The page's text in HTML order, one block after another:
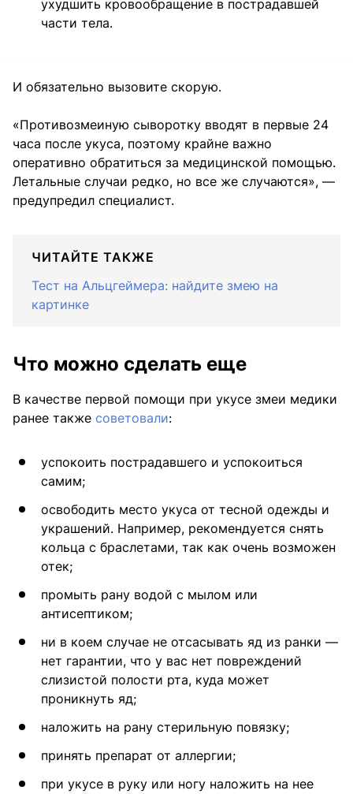
ухудшить кровообращение в пострадавшей
части тела.
И обязательно вызовите скорую.
«Противозмеиную сыворотку вводят в первые 24
часа после укуса, поэтому крайне важно
оперативно обратиться за медицинской помощью.
Летальные случаи редко, но все же случаются», —
предупредил специалист.
ЧИТАЙТЕ ТАКЖЕ
Тест на Альцгеймера: найдите змею на
картинке
Что можно сделать еще
В качестве первой помощи при укусе змеи медики
ранее также советовали:
успокоить пострадавшего и успокоиться
самим;
освободить место укуса от тесной одежды и
украшений. Например, рекомендуется снять
кольца с браслетами, так как очень возможен
отек;
промыть рану водой с мылом или
антисептиком;
ни в коем случае не отсасывать яд из ранки —
нет гарантии, что у вас нет повреждений
слизистой полости рта, куда может
проникнуть яд;
наложить на рану стерильную повязку;
принять препарат от аллергии;
при укусе в руку или ногу наложить на нее